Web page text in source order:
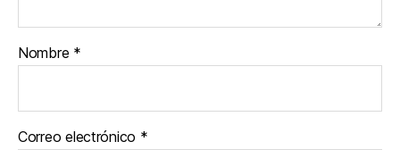
Nombre *
Correo electrónico *